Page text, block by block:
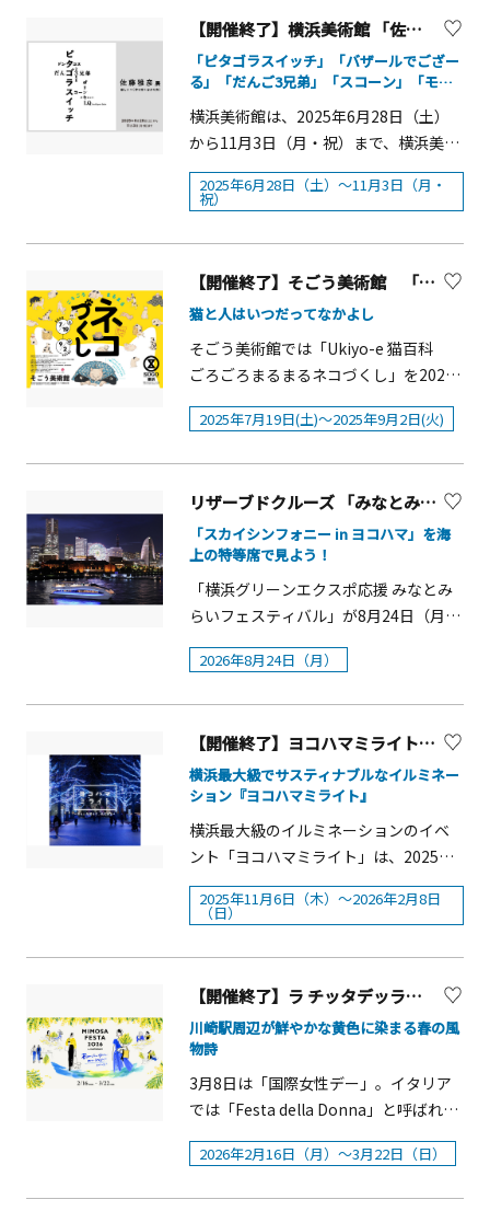
生広場でピクニック気分を味わうこと
ができます。
イ■ワークショップ​協力：食品さんぷ
る畑 【ワークショップ】■内容: 食品サ
ンプル作り（午前「たこ焼き」、午後
「クレープ」）&nbsp;■時間: 各日
①10：00～12：00、②13：30～15：
30&nbsp;■定員: 各回50名 ■参加費:
500円（税込）&nbsp;■申込方法: 当日
は、公園内でも一番のビュースポッ
ト。さつきの郷から少し登ったところ
にあるので、ぜひお立ち寄りを。展望
台には「友逢の鐘」が設置されてい
て、絶景を見ながら愛を深めることが
も人気です。鐘と絶景をバックに記念
撮影をどうぞ。期間中の土・日は「さ
つきの郷マルシェ」が開催され、野
菜、果物、手作りジャム、足柄茶など
の地場産品を販売予定です。また、6月
7日（日）はさつきの郷芝生公園にて
「湯河原ウクレレパーティー＠さつき
の郷」が開催されます。
【開催終了】横浜美術館 「佐藤雅彦展 新しい×（作り方＋分かり方）」
「ピタゴラスイッチ」「バザールでござー
る」「だんご3兄弟」「スコーン」「モル
Qube」「0655/2355」・・・。 これらが
ひとりの人によって生み出されたという驚
──。
横浜美術館は、2025年6月28日（土）
から11月3日（月・祝）まで、横浜美術
館リニューアルオープン記念展として
「佐藤雅彦展 新しい&times;（作り方
覧会は、佐藤の創作活動の軌跡をたど
る世界初の大規模個展です。佐藤が表
たコンテンツを一堂に紹介し、40年に
わたる創作活動を概観します。佐藤の
創作の根幹には、「作り方」「分かり
方」についての独自の理論やアイデア
が蓄積されています。展覧会では、佐
藤の多様な作品の創作プロセスを紹介
デザインの考え方や理論を紐解いてい
きます。「作り方が新しければ、自ず
とできたものは新しい」と語る佐藤。
あらゆる物事にじっくりと対峙するこ
と、自分なりの考え方を整理整頓する
こと、そこから表現を生み出すことの
大切さ、面白さを、展覧会を通して広
（開館日数：111日）■開 館 時 間：
10：00～18：00 （入館は閉館の30分
前まで）■休&nbsp; &nbsp; 館&nbsp;
&nbsp;日：木曜日■主 &nbsp;
&nbsp; &nbsp; &nbsp;催：横浜美術
通、株式会社サイバーエージェント、
DNP大日本印刷■協&nbsp; &nbsp;
&nbsp; &nbsp; &nbsp; 賛：株式会社
湖池屋、株式会社ビームス■協&nbsp;
&nbsp; &nbsp; &nbsp; &nbsp; 力：
NHKエデュケーショナル、アドミュー
ジアム東京、NEC、東京藝術大学大学
院映像研究科、佐藤雅彦教育文化財
団、みなとみらい線■観&nbsp;
&nbsp;覧&nbsp; &nbsp;料：一般
2,000（1,900）円／大学生
1,600（1,500）円／中学・高校生
2025年6月28日（土）～11月3日（月・
祝）
【開催終了】そごう美術館 「Ukiyo-e 猫百科 ごろごろまるまるネコづくし」
猫と人はいつだってなかよし
そごう美術館では「Ukiyo-e 猫百科
ごろごろまるまるネコづくし」を2025
年7月19日(土)から9月2日(火)まで開催
します。本展では大の猫好き浮世絵
の関わりを「猫あるある」を交えてご
紹介します。体を丸めたり毛づくろい
をしたりと猫らしい仕草やにんまり笑
った人間味ある表情、ちょっと怖い化
け猫、擬人化されたユーモラスな猫な
絵師たちが描いた浮世絵版画147点が一
さい。Ukiyo-e 猫百科 ごろごろまる
まるネコづくし概要■会 期：2025
年7月19日(土)〜2025年9月2日(火) ※
会期中無休&nbsp;■開館時間：10:00
～20:00 ※入館は閉館の30分前まで
じ、変更になる場合があります） ■事
前予約：不要■入&nbsp; 館&nbsp;
料：一般1,400（1,200）円、大学・高
料 ※税込※公式オンラインチケット
［e-tix］にてお求めの方は、事前およ
び会期中いずれも（ ）内の料金。
※2025年7月18日（金）までに、そご
う美術館にてお求めの方は、（ ）内
の料金。※会期中、チケット売場にて
［クラブ・オン／ミレニアムカード、
2025年7月19日(土)〜2025年9月2日(火)
リザーブドクルーズ 「みなとみらいフェスティバル花火鑑賞クルーズ」
「スカイシンフォニー in ヨコハマ」を海
上の特等席で見よう！
「横浜グリーンエクスポ応援 みなとみ
らいフェスティバル」が8月24日（月）
に開催されます。リザーブドクルーズ
では、約140名様乗船可能なラグジュア
る花火に加え、海上やビルの壁面に映
りこむ花火もご覧いただける、贅沢な
時間をお楽しみいただけます。みなと
みらいの美しい夜景を背景に、音楽と
花火が奏でる「スカイシンフォニー in
ザーからゆったりとご堪能ください。
実施概要■実施日：2026年8月24日
（月）※荒天の場合中止■時間：18：
40～20：20（集合18：20）※花火打ち
上げスケジュール：19：10～19：55■
出航場所：横浜市中区新港1－1先 ピ
ア赤レンガ桟橋■料金：大人 22,000円
（税込）／小学生 22,000円（税込）／
未就学児 22,000円（税込）※スパーク
リングワインとおつまみ付き
2026年8月24日（月）
【開催終了】ヨコハマミライト2025 ～みらいを照らす、光のまち～
横浜最大級でサスティナブルなイルミネー
ション『ヨコハマミライト』
横浜最大級のイルミネーションのイベ
ント「ヨコハマミライト」は、2025年
11月6日（木）～2026年2月8日（日）
の期間、「横浜駅東口」から「グラン
とした横浜・みなとみらい各エリア
を、約25万球のブルーを基調とした
す。太陽光や風力などの自然エネルギ
る、環境に配慮したサスティナブルな
イルミネーションです。イルミネーシ
ョン開催期間中、様々なイベントも開
催されます。素敵な音楽や多彩なイベ
ントとともに、冬の夜空を彩るサステ
2025年11月6日（木）～2026年2月8日
（日）
【開催終了】ラ チッタデッラ「MIMOSA FESTA 2026」（ミモザフェスタ2026）【川崎市】
川崎駅周辺が鮮やかな黄色に染まる春の風
物詩
3⽉8⽇は「国際⼥性デー」。イタリア
では「Festa della Donna」と呼ばれ、
⽇頃の感謝を込めて⼥性にミモザの花
を贈る⽂化があります。ラ チッタデッ
2026年2⽉16⽇（⽉）〜3⽉22⽇（⽇）